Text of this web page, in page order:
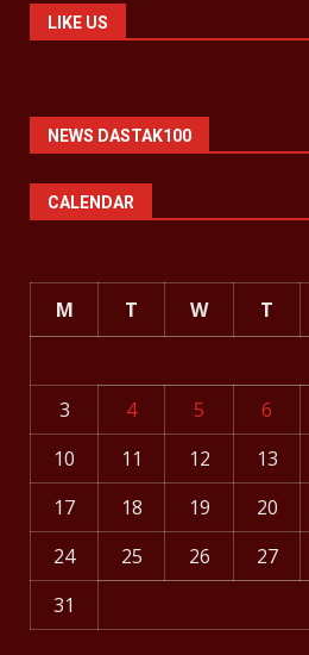
LIKE US
NEWS DASTAK100
CALENDAR
M T W T
3
4 5 6
10
11 12 13
17
18 19 20
24
25 26 27
31